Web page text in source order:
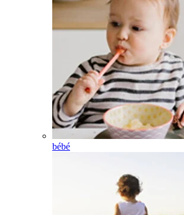
bébé